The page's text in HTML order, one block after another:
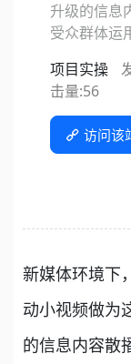
升级的信息
受众群体运
项目实操
击量:56
访问该
新媒体环境下
动小视频做为
的信息内容散